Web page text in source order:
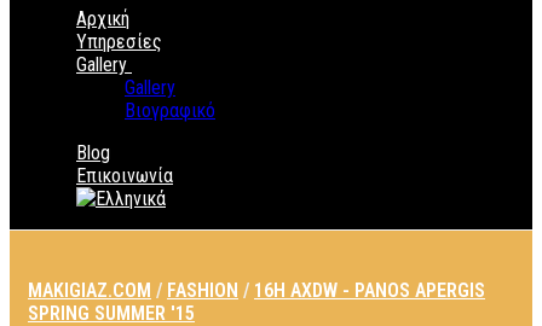
Αρχική
Υπηρεσίες
Gallery
Gallery
Βιογραφικό
Blog
Επικοινωνία
MAKIGIAZ.COM / FASHION / 16Η AXDW - PANOS APERGIS
SPRING SUMMER '15